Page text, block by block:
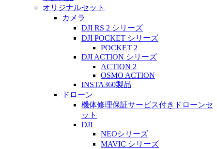
オリジナルセット
カメラ
DJI RS 2 シリーズ
DJI POCKET シリーズ
POCKET 2
DJI ACTION シリーズ
ACTION 2
OSMO ACTION
INSTA360製品
ドローン
機体修理保証サービス付きドローンセ
ット
DJI
NEOシリーズ
MAVIC シリーズ